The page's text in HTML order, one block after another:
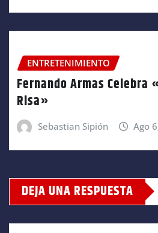
ENTRETENIMIENTO
Fernando Armas Celebra
Risa»
Sebastian Sipión Ago
DEJA UNA RESPUESTA